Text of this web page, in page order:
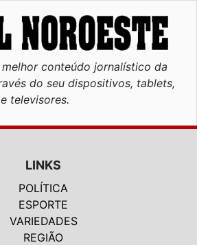
conteúdo jornalístico da
do seu dispositivos, tablets,
televisores.
LINKS
POLÍTICA
ESPORTE
VARIEDADES
REGIÃO